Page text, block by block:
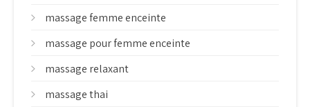
massage femme enceinte
massage pour femme enceinte
massage relaxant
massage thai